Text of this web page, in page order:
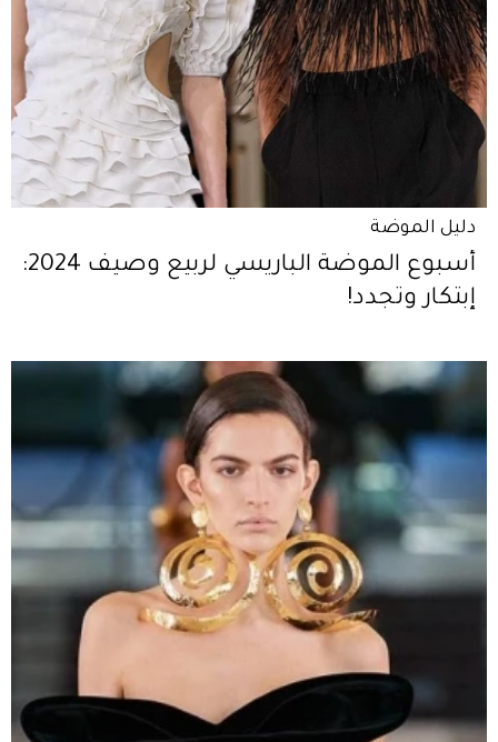
دليل الموضة
أسبوع الموضة الباريسي لربيع وصيف 2024:
إبتكار وتجدد!